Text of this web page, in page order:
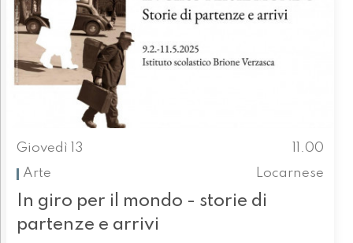
Giovedì 13
11.00
Arte
Locarnese
In giro per il mondo - storie di
partenze e arrivi